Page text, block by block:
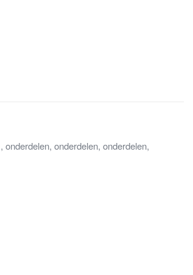
,onderdelen,onderdelen,onderdelen,